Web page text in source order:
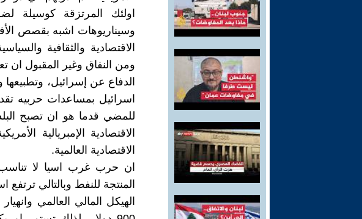
اولئك المرتزقة كوسيلة
وسيناريوهات اشبه بقصص
الاقتصادية والثقافية
ومن النفاق وغير المقبول ان
الدفاع عن إسرائيل،
اسرائيل بمساعدات حربيه
للمضي قدما هو ان تصبح
الاقتصادية الإمبريالية
الاقتصادية العالمية.
ان حرب غرب اسيا لا تناسب
المنتجة للنفط وبالتالي
الهيكل المالي العالمي